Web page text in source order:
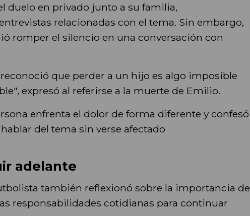
duelo en privado junto a su familia,
relacionadas con el tema. Sin embargo,
romper el silencio en una conversación con
que perder a un hijo es algo imposible
expresó al referirse a la muerte de Emilio.
enfrenta el dolor de forma diferente y confesó
del tema sin verse afectado
adelante
también reflexionó sobre la importancia de
responsabilidades cotidianas para continuar